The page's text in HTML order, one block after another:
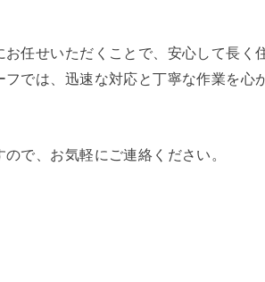
任せいただくことで、安心して長く
では、迅速な対応と丁寧な作業を心
で、お気軽にご連絡ください。